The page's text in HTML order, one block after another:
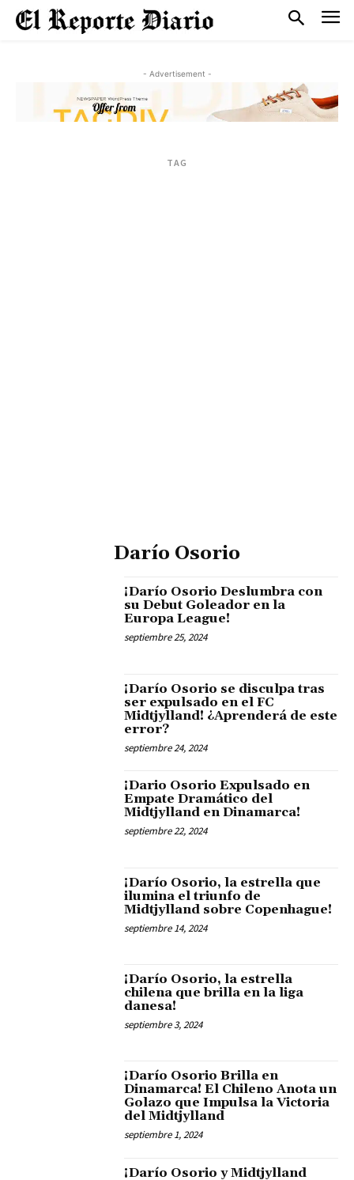
- Advertisement -
TAG
Darío Osorio
¡Darío Osorio Deslumbra con
su Debut Goleador en la
Europa League!
septiembre 25, 2024
¡Darío Osorio se disculpa tras
ser expulsado en el FC
Midtjylland! ¿Aprenderá de este
error?
septiembre 24, 2024
¡Dario Osorio Expulsado en
Empate Dramático del
Midtjylland en Dinamarca!
septiembre 22, 2024
¡Darío Osorio, la estrella que
ilumina el triunfo de
Midtjylland sobre Copenhague!
septiembre 14, 2024
¡Darío Osorio, la estrella
chilena que brilla en la liga
danesa!
septiembre 3, 2024
¡Darío Osorio Brilla en
Dinamarca! El Chileno Anota un
Golazo que Impulsa la Victoria
del Midtjylland
septiembre 1, 2024
¡Darío Osorio y Midtjylland